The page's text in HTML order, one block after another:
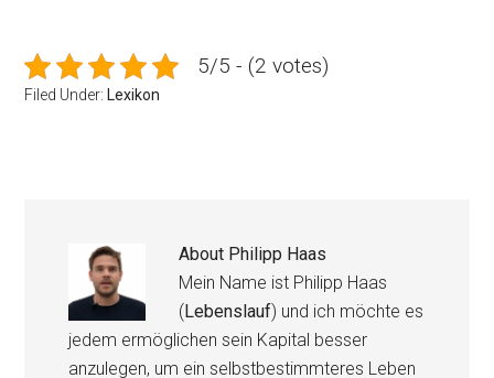
5/5 - (2 votes)
Filed Under: Lexikon
About Philipp Haas
Mein Name ist Philipp Haas
(Lebenslauf) und ich möchte es
jedem ermöglichen sein Kapital besser
anzulegen, um ein selbstbestimmteres Leben